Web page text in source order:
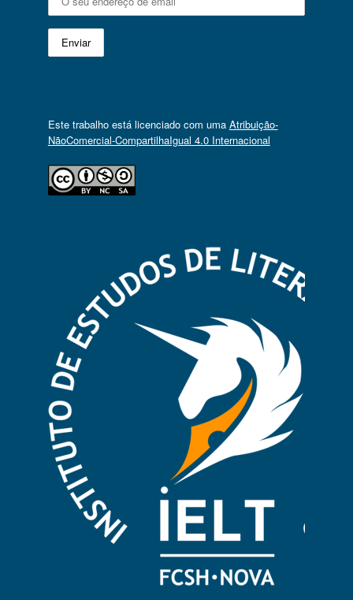
Este trabalho está licenciado com uma Atribuição-
NãoComercial-CompartilhaIgual 4.0 Internacional